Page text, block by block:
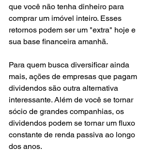
que você não tenha dinheiro para
comprar um imóvel inteiro. Esses
retornos podem ser um "extra" hoje e
sua base financeira amanhã.
Para quem busca diversificar ainda
mais, ações de empresas que pagam
dividendos são outra alternativa
interessante. Além de você se tornar
sócio de grandes companhias, os
dividendos podem se tornar um fluxo
constante de renda passiva ao longo
dos anos.